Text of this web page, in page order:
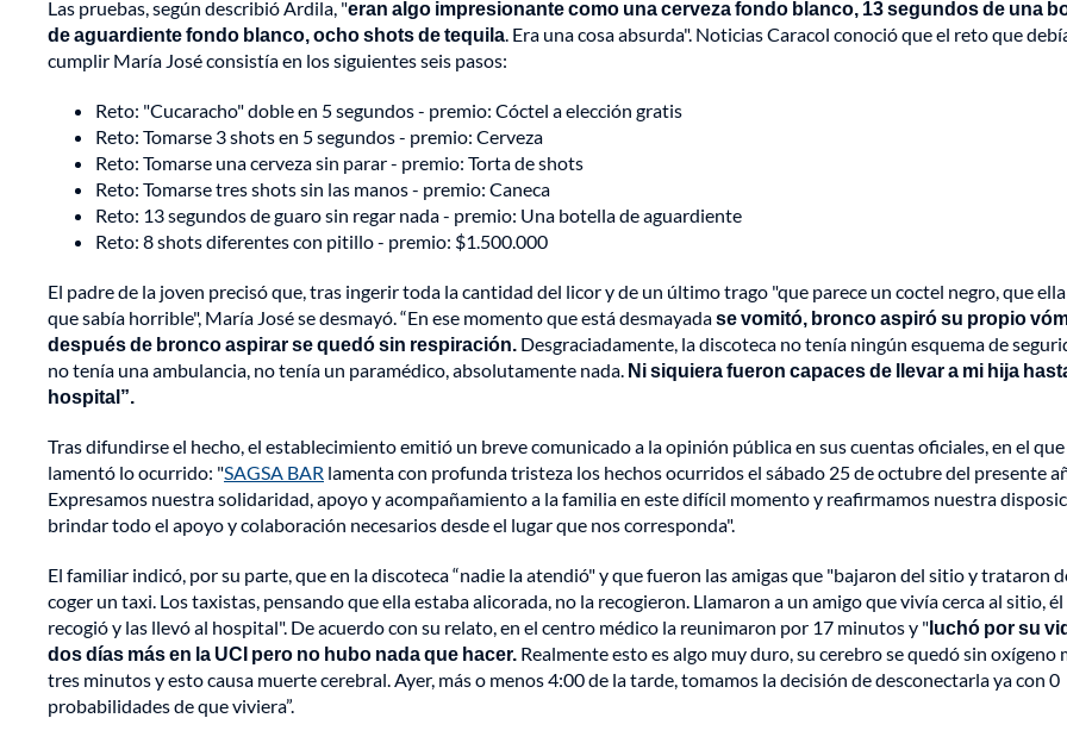
Las pruebas, según describió Ardila, "eran algo impresionante como una cerveza fondo blanco, 13 segundos de una
de aguardiente fondo blanco, ocho shots de tequila. Era una cosa absurda". Noticias Caracol conoció que el reto que
cumplir María José consistía en los siguientes seis pasos:
Reto: "Cucaracho" doble en 5 segundos - premio: Cóctel a elección gratis
Reto: Tomarse 3 shots en 5 segundos - premio: Cerveza
Reto: Tomarse una cerveza sin parar - premio: Torta de shots
Reto: Tomarse tres shots sin las manos - premio: Caneca
Reto: 13 segundos de guaro sin regar nada - premio: Una botella de aguardiente
Reto: 8 shots diferentes con pitillo - premio: $1.500.000
El padre de la joven precisó que, tras ingerir toda la cantidad del licor y de un último trago "que parece un coctel negro, que
que sabía horrible", María José se desmayó. “En ese momento que está desmayadase vomitó, bronco aspiró su propio
después de bronco aspirar se quedó sin respiración. Desgraciadamente, la discoteca no tenía ningún esquema de
no tenía una ambulancia, no tenía un paramédico, absolutamente nada. Ni siquiera fueron capaces de llevar a mi hija
hospital”.
Tras difundirse el hecho, el establecimiento emitió un breve comunicado a la opinión pública en sus cuentas oficiales, en el que
lamentó lo ocurrido: "SAGSA BAR lamenta con profunda tristeza los hechos ocurridos el sábado 25 de octubre del presente
Expresamos nuestra solidaridad, apoyo y acompañamiento a la familia en este difícil momento y reafirmamos nuestra
brindar todo el apoyo y colaboración necesarios desde el lugar que nos corresponda".
El familiar indicó, por su parte, que en la discoteca “nadie la atendió" y que fueron las amigas que "bajaron del sitio y trataron
coger un taxi. Los taxistas, pensando que ella estaba alicorada, no la recogieron. Llamaron a un amigo que vivía cerca al sitio, él
recogió y las llevó al hospital". De acuerdo con su relato, en el centro médico la reunimaron por 17 minutos y "luchó por su
dos días más en la UCI pero no hubo nada que hacer. Realmente esto es algo muy duro, su cerebro se quedó sin oxígeno
tres minutos y esto causa muerte cerebral. Ayer, más o menos 4:00 de la tarde, tomamos la decisión de desconectarla ya con 0
probabilidades de que viviera”.